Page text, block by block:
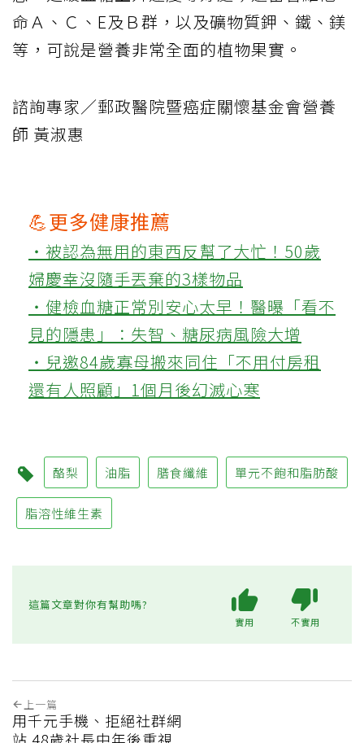
命Ａ、Ｃ、E及Ｂ群，以及礦物質鉀、鐵、鎂
等，可說是營養非常全面的植物果實。
諮詢專家／郵政醫院暨癌症關懷基金會營養
師 黃淑惠
💪更多健康推薦
‧被認為無用的東西反幫了大忙！50歲
婦慶幸沒隨手丟棄的3樣物品
‧健檢血糖正常別安心太早！醫曝「看不
見的隱患」：失智、糖尿病風險大增
‧兒邀84歲寡母搬來同住「不用付房租
還有人照顧」1個月後幻滅心寒
酪梨 油脂 膳食纖維 單元不飽和脂肪酸
脂溶性維生素
這篇文章對你有幫助嗎?
實用 不實用
上一篇
用千元手機、拒絕社群網